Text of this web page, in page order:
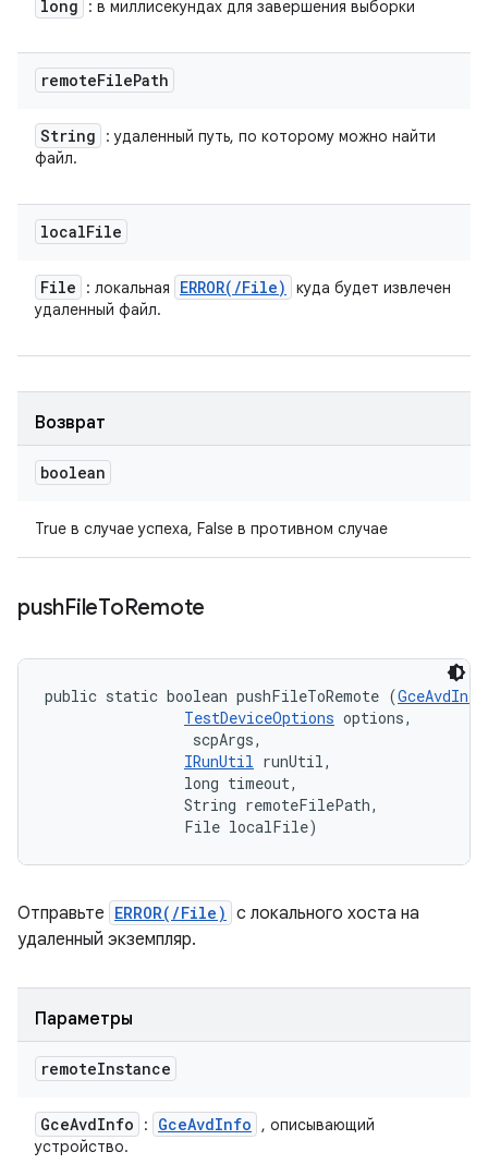
long : в миллисекундах для завершения выборки
remoteFilePath
String
: удаленный путь, по которому можно найти
файл.
localFile
File : локальная ERROR( /File)
куда будет извлечен
удаленный файл.
Возврат
boolean
True в случае успеха, False в противном случае
pushFileToRemote
public static boolean pushFileToRemote (GceAvdInfo
TestDeviceOptions options,
scpArgs,
IRunUtil runUtil,
                long timeout,
                String remoteFilePath,
                File localFile)
Отправьте ERROR(/File) с локального хоста на
удаленный экземпляр.
Параметры
remoteInstance
GceAvdInfo : GceAvdInfo
, описывающий
устройство.